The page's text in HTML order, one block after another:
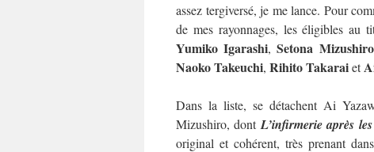
assez tergiversé, je me lance. Pour
de mes rayonnages, les éligibles au
Yumiko Igarashi,Setona Mizushiro
NaokoTakeuchi, Rihito Takaraiet
Dans la liste, se détachent Ai
Mizushiro, dont L’infirmerie après
original et cohérent, très prenant